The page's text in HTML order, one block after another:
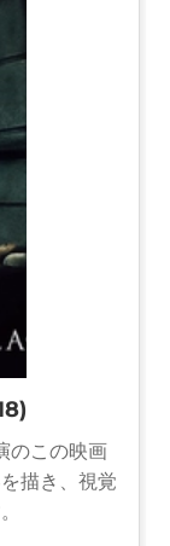
のこの映画
描き、視覚